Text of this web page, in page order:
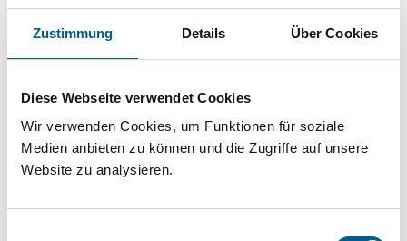
Zustimmung Details Über Cookies
Diese Webseite verwendet Cookies
Wir verwenden Cookies, um Funktionen für soziale
Medien anbieten zu können und die Zugriffe auf unsere
Website zu analysieren.
Sie suchen finanzielle Unterstützung für ein
direkt über unsere Fördermitteldatenbank und
Stiftungsdatenbank recherchieren. Bei der
Suche bitte die Groß- und Kleinschreibung